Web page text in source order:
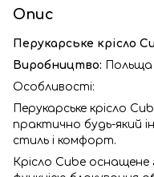
Опис
Перукарське крісло
Виробництво: Польща
Особливості:
Перукарське крісло
практично будь-який
стиль і комфорт.
Крісло Cube оснащене